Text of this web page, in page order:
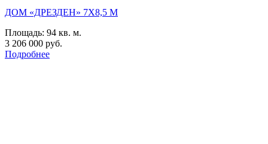
ДОМ «ДРЕЗДЕН» 7Х8,5 М
Площадь: 94 кв. м.
3 206 000 руб.
Подробнее